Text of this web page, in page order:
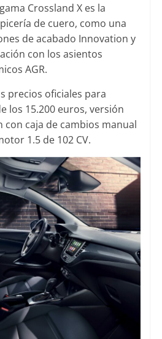
Crossland X es la
de cuero, como una
de acabado Innovation y
con los asientos
AGR.
precios oficiales para
los 15.200 euros, versión
con caja de cambios manual
1.5 de 102 CV.